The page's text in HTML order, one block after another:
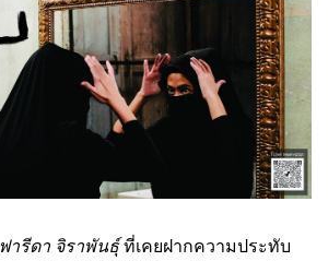
ฟารีดา จิราพันธุ์ที่เคยฝากความประทับ